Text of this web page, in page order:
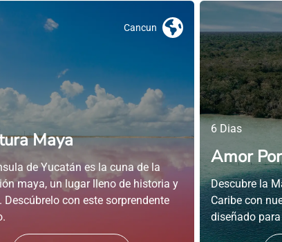
Cancun
Maya
de Yucatán es la cuna de la
maya, un lugar lleno de historia y
Descúbrelo con este sorprendente
6 Dias
Amor
Descubre la
Caribe con
diseñado